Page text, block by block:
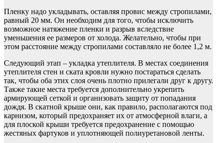
Пленку надо укладывать, оставляя провис между стропилами,
равный 20 мм. Он необходим для того, чтобы исключить
возможное натяжение пленки и разрыв вследствие
уменьшения ее размеров от холода. Желательно, чтобы при
этом расстояние между стропилами составляло не более 1,2 м.
Следующий этап – укладка утеплителя. В местах соединения
утеплителя стен и ската кровли нужно постараться сделать
так, чтобы оба этих слоя очень плотно прилегали друг к другу.
Также такие места требуется дополнительно укрепить
армирующей сеткой и организовать защиту от попадания
дождя. В скатной крыше они, как правило, располагаются под
карнизом, который предохраняет их от атмосферной влаги, а
для плоской крыши требуется предохранение с помощью
жестяных фартуков и уплотняющей полиуретановой ленты.